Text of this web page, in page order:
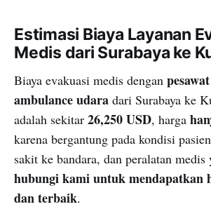
Estimasi Biaya Layanan
Medis dari Surabaya ke
Biaya evakuasi medis dengan
ambulance udara dari Surabaya ke
adalah sekitar 26,250 USD, harga
karena bergantung pada kondisi
sakit ke bandara, dan peralatan
hubungi kami untuk mendapatkan
dan terbaik.